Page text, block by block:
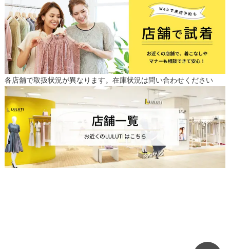
各店舗で取扱状況が異なります。在庫状況は問い合わせください